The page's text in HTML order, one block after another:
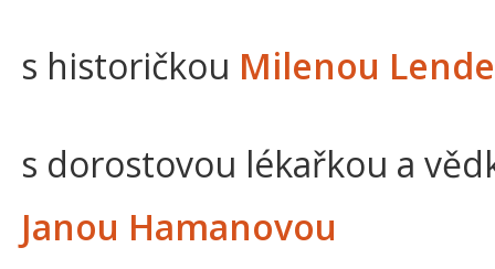
s historičkou Milenou
s dorostovou lékařkou a
Janou Hamanovou